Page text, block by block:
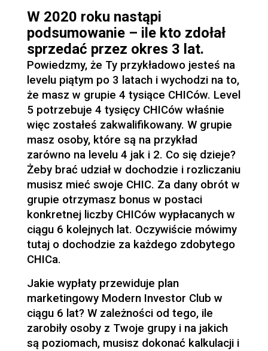
W 2020 roku nastąpi
podsumowanie – ile kto zdołał
sprzedać przez okres 3 lat.
Powiedzmy, że Ty przykładowo jesteś na
levelu piątym po 3 latach i wychodzi na to,
że masz w grupie 4 tysiące CHICów. Level
5 potrzebuje 4 tysięcy CHICów właśnie
więc zostałeś zakwalifikowany. W grupie
masz osoby, które są na przykład
zarówno na levelu 4 jak i 2. Co się dzieje?
Żeby brać udział w dochodzie i rozliczaniu
musisz mieć swoje CHIC. Za dany obrót w
grupie otrzymasz bonus w postaci
konkretnej liczby CHICów wypłacanych w
ciągu 6 kolejnych lat. Oczywiście mówimy
tutaj o dochodzie za każdego zdobytego
CHICa.
Jakie wypłaty przewiduje plan
marketingowy Modern Investor Club w
ciągu 6 lat? W zależności od tego, ile
zarobiły osoby z Twoje grupy i na jakich
są poziomach, musisz dokonać kalkulacji i